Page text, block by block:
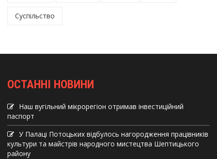
Суспільство
ОСТАННІ НОВИНИ
Наш вугільний мікрорегіон отримав інвеcтиційний
паспорт
У Палаці Потоцьких відбулось нагородження працівників
культури та майстрів народного мистецтва Шептицького
району